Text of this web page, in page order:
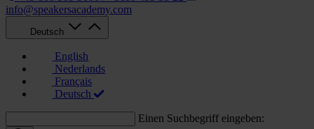
info@speakersacademy.com
Deutsch
English
Nederlands
Français
Deutsch
Einen Suchbegriff eingeben: